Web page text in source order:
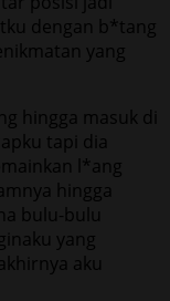
dengan b*tang
yang
hingga masuk di
tapi dia
l*ang
hingga
bulu-bulu
yang
aku